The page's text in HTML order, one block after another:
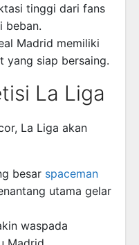
tinggi dari fans
beban.
Madrid memiliki
yang siap bersaing.
La Liga
La Liga akan
besar spaceman
utama gelar
waspada